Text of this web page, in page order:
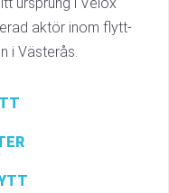
aktör inom flytt-
i Västerås.